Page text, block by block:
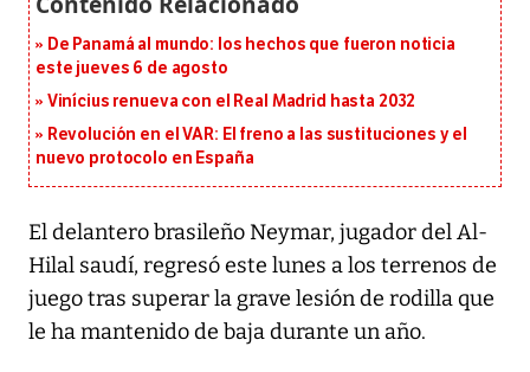
De Panamá al mundo: los hechos que fueron noticia
este jueves 6 de agosto
Vinícius renueva con el Real Madrid hasta 2032
Revolución en el VAR: El freno a las sustituciones y el
nuevo protocolo en España
El delantero brasileño Neymar, jugador del Al-
Hilal saudí, regresó este lunes a los terrenos de
juego tras superar la grave lesión de rodilla que
le ha mantenido de baja durante un año.